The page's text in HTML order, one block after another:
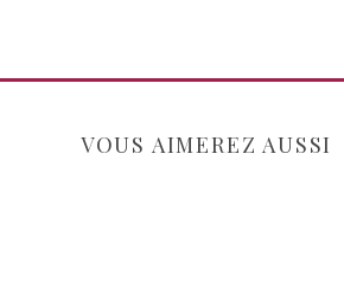
VOUS AIMEREZ AUSSI